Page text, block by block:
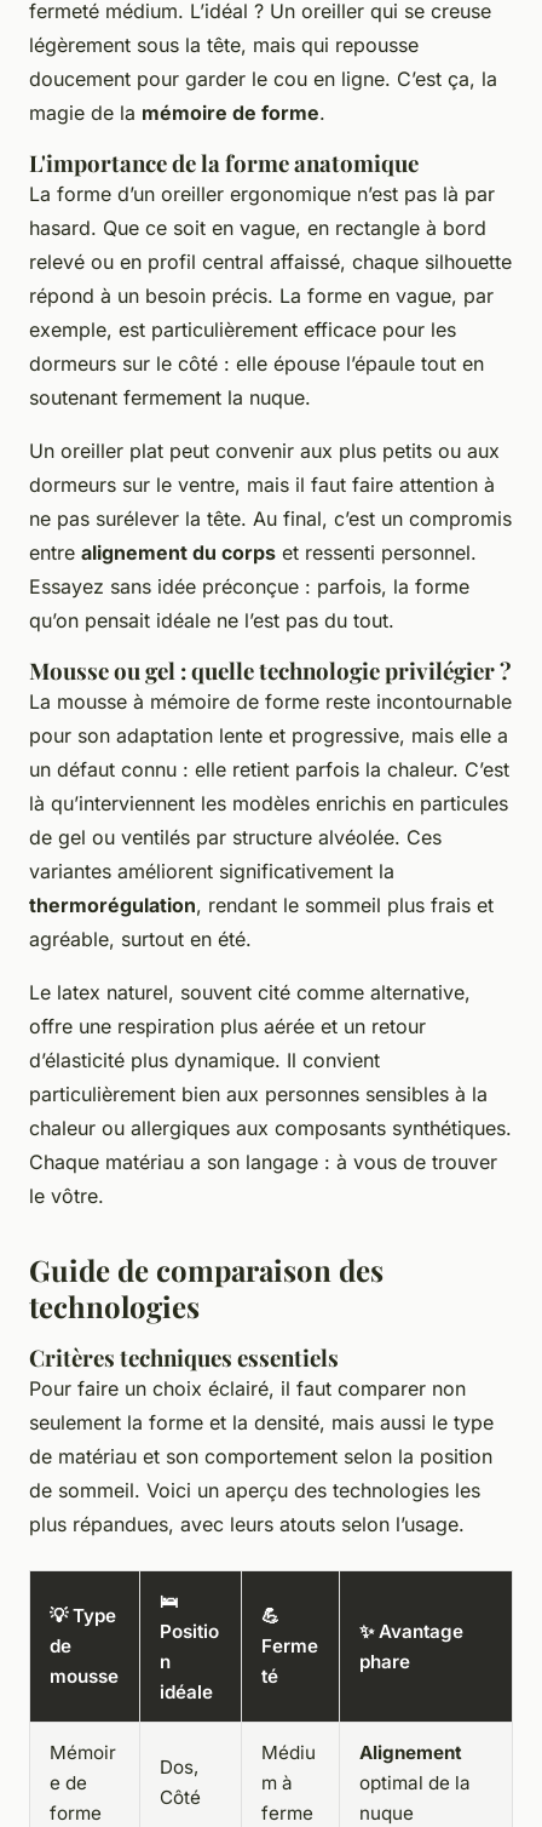
fermeté médium. L’idéal ? Un oreiller qui se creuse
légèrement sous la tête, mais qui repousse
doucement pour garder le cou en ligne. C’est ça, la
magie de la mémoire de forme.
L'importance de la forme anatomique
La forme d’un oreiller ergonomique n’est pas là par
hasard. Que ce soit en vague, en rectangle à bord
relevé ou en profil central affaissé, chaque silhouette
répond à un besoin précis. La forme en vague, par
exemple, est particulièrement efficace pour les
dormeurs sur le côté : elle épouse l’épaule tout en
soutenant fermement la nuque.
Un oreiller plat peut convenir aux plus petits ou aux
dormeurs sur le ventre, mais il faut faire attention à
ne pas surélever la tête. Au final, c’est un compromis
entre alignement du corps et ressenti personnel.
Essayez sans idée préconçue : parfois, la forme
qu’on pensait idéale ne l’est pas du tout.
Mousse ou gel : quelle technologie privilégier ?
La mousse à mémoire de forme reste incontournable
pour son adaptation lente et progressive, mais elle a
un défaut connu : elle retient parfois la chaleur. C’est
là qu’interviennent les modèles enrichis en particules
de gel ou ventilés par structure alvéolée. Ces
variantes améliorent significativement la
thermorégulation, rendant le sommeil plus frais et
agréable, surtout en été.
Le latex naturel, souvent cité comme alternative,
offre une respiration plus aérée et un retour
d’élasticité plus dynamique. Il convient
particulièrement bien aux personnes sensibles à la
chaleur ou allergiques aux composants synthétiques.
Chaque matériau a son langage : à vous de trouver
le vôtre.
Guide de comparaison des
technologies
Critères techniques essentiels
Pour faire un choix éclairé, il faut comparer non
seulement la forme et la densité, mais aussi le type
de matériau et son comportement selon la position
de sommeil. Voici un aperçu des technologies les
plus répandues, avec leurs atouts selon l’usage.
💡 Type
de
mousse
🛌
Positio
n
idéale
💪
Ferme
té
✨ Avantage
phare
Mémoir
e de
forme
Dos,
Côté
Médiu
m à
ferme
Alignement
optimal de la
nuque